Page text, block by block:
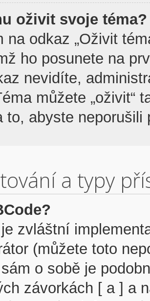
oživit svoje téma?
na odkaz „Oživit
ho posunete na
nevidíte,
můžete „oživit“
to, abyste neporušili
a typy
zvláštní
(můžete toto
o sobě je
závorkách [ a ] a